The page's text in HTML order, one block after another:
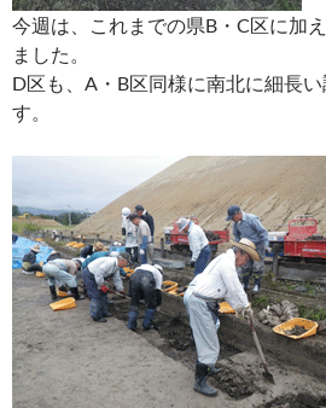
今週は、これまでの県B・C区に加
ました。
D区も、A・B区同様に南北に細長
す。